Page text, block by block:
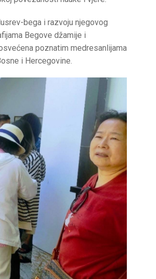
bega i razvoju njegovog
Begove džamije i
poznatim medresanlijama
i Hercegovine.